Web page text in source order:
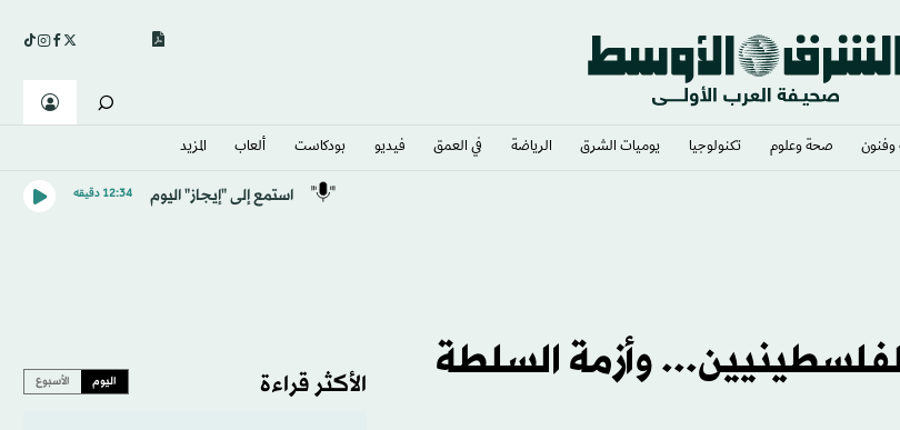
وفنون صحة وعلوم تكنولوجيا يوميات الشرق​ الرياضة في العمق فيديو بودكاست ألعاب المزيد
استمع إلى "إيجاز" اليوم 12:34 دقيقه
وأزمة السلطة
الأكثر قراءة اليوم الأسبوع